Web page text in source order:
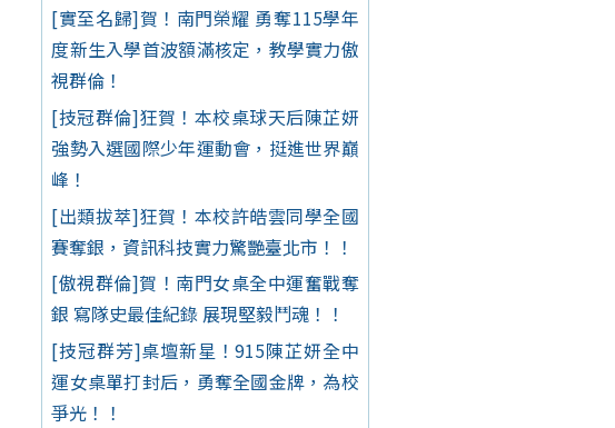
[實至名歸]賀！南門榮耀 勇奪115學年
度新生入學首波額滿核定，教學實力傲
視群倫！
[技冠群倫]狂賀！本校桌球天后陳芷妍
強勢入選國際少年運動會，挺進世界巔
峰！
[出類拔萃]狂賀！本校許皓雲同學全國
賽奪銀，資訊科技實力驚艷臺北市！！
[傲視群倫]賀！南門女桌全中運奮戰奪
銀 寫隊史最佳紀錄 展現堅毅鬥魂！！
[技冠群芳]桌壇新星！915陳芷妍全中
運女桌單打封后，勇奪全國金牌，為校
爭光！！